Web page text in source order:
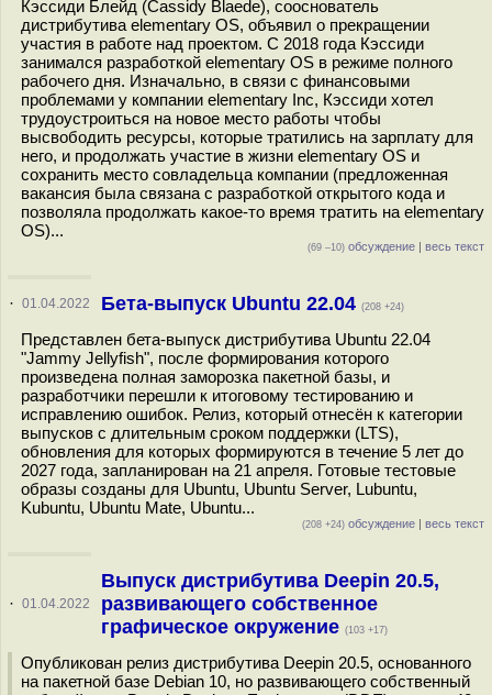
Кэссиди Блейд (Cassidy Blaede), сооснователь
дистрибутива elementary OS, объявил о прекращении
участия в работе над проектом. С 2018 года Кэссиди
занимался разработкой elementary OS в режиме полного
рабочего дня. Изначально, в связи с финансовыми
проблемами у компании elementary Inc, Кэссиди хотел
трудоустроиться на новое место работы чтобы
высвободить ресурсы, которые тратились на зарплату для
него, и продолжать участие в жизни elementary OS и
сохранить место совладельца компании (предложенная
вакансия была связана с разработкой открытого кода и
позволяла продолжать какое-то время тратить на elementary
OS)...
(69 –10) обсуждение | весь текст
· 01.04.2022 Бета-выпуск Ubuntu 22.04 (208 +24)
Представлен бета-выпуск дистрибутива Ubuntu 22.04
"Jammy Jellyfish", после формирования которого
произведена полная заморозка пакетной базы, и
разработчики перешли к итоговому тестированию и
исправлению ошибок. Релиз, который отнесён к категории
выпусков с длительным сроком поддержки (LTS),
обновления для которых формируются в течение 5 лет до
2027 года, запланирован на 21 апреля. Готовые тестовые
образы созданы для Ubuntu, Ubuntu Server, Lubuntu,
Kubuntu, Ubuntu Mate, Ubuntu...
(208 +24) обсуждение | весь текст
· 01.04.2022
Выпуск дистрибутива Deepin 20.5,
развивающего собственное
графическое окружение (103 +17)
Опубликован релиз дистрибутива Deepin 20.5, основанного
на пакетной базе Debian 10, но развивающего собственный